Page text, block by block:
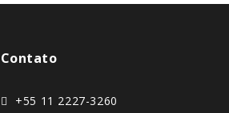
Contato
+55 11 2227-3260